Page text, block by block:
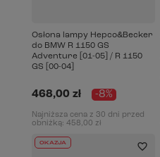
Osłona lampy Hepco&Becker
do BMW R 1150 GS
Adventure [01-05] / R 1150
GS [00-04]
468,00 zł -8%
Najniższa cena z 30 dni przed
obniżką: 458,00 zł
OKAZJA